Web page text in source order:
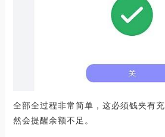
全部全过程非常简单，这必须钱夹有
然会提醒余额不足。